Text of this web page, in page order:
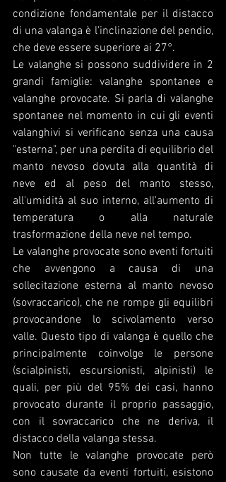
condizione fondamentale per il distacco
di una valanga è l'inclinazione del pendio,
che deve essere superiore ai 27°.
Le valanghe si possono suddividere in 2
grandi famiglie: valanghe spontanee e
valanghe provocate. Si parla di valanghe
spontanee nel momento in cui gli eventi
valanghivi si verificano senza una causa
"esterna", per una perdita di equilibrio del
manto nevoso dovuta alla quantità di
neve ed al peso del manto stesso,
all'umidità al suo interno, all'aumento di
temperatura o alla naturale
trasformazione della neve nel tempo.
Le valanghe provocate sono eventi fortuiti
che avvengono a causa di una
sollecitazione esterna al manto nevoso
(sovraccarico), che ne rompe gli equilibri
provocandone lo scivolamento verso
valle. Questo tipo di valanga è quello che
principalmente coinvolge le persone
(scialpinisti, escursionisti, alpinisti) le
quali, per più del 95% dei casi, hanno
provocato durante il proprio passaggio,
con il sovraccarico che ne deriva, il
distacco della valanga stessa.
Non tutte le valanghe provocate però
sono causate da eventi fortuiti, esistono